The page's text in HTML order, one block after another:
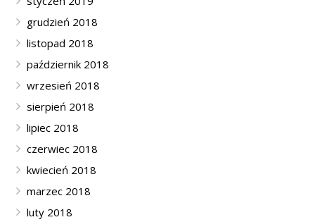
grudzień 2018
listopad 2018
październik 2018
wrzesień 2018
sierpień 2018
lipiec 2018
czerwiec 2018
kwiecień 2018
marzec 2018
luty 2018